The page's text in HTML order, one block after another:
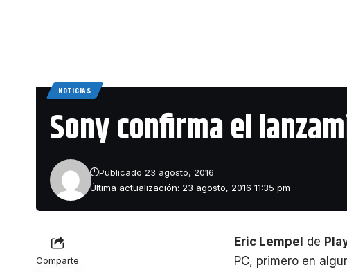
NOTICIAS
Sony confirma el
Última actualización: 23 agosto, 2016 11:35 pm
Publicado 23 agosto, 2016
Comparte
Eric Lempel de
PC, primero en